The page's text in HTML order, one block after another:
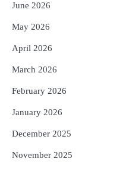
5
June 2026
May 2026
April 2026
March 2026
February 2026
January 2026
December 2025
November 2025